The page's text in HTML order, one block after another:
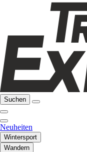
Suchen
Neuheiten
Wintersport
Wandern